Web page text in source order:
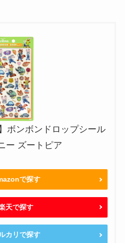
ボンボンドロップシール
ー ズートピア
で探す
天で探す
カリで探す